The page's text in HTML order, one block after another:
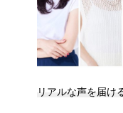
リアルな声を届け